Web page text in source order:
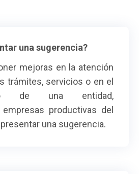
una sugerencia?
mejoras en la atención
trámites, servicios o en el
de una entidad,
productivas del
una sugerencia.